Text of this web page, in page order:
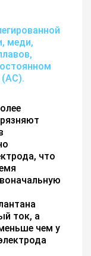
меди,
что
ток, а
чем у